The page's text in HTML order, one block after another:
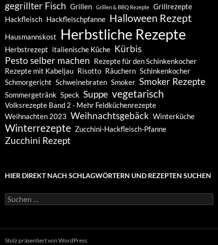
gegrillter Fisch Grillen Grillen & BBQ Rezepte
Grillrezepte
Hackfleisch Hackfleischpfanne Halloween Rezept
Hausmannskost Herbstliche Rezepte
Herbstrezept italienische Küche Kürbis
Pesto selber machen Rezepte für den Schinkenkocher
Rezepte mit Kabeljau Risotto Räuchern Schinkenkocher
Schmorgericht Schweinebraten Smoker Smoker Rezepte
Sommergetränk Speck Suppe vegetarisch
Volksrezepte Band 2 - Mehr Feldküchenrezepte
Weihnachten 2023 Weihnachtsgebäck Winterküche
Winterrezepte Zucchini-Hackfleisch-Pfanne
Zucchini Rezept
HIER DIREKT NACH SCHLAGWÖRTERN UND REZEPTEN SUCHEN
Suchen
nach:
Stolz präsentiert von WordPress